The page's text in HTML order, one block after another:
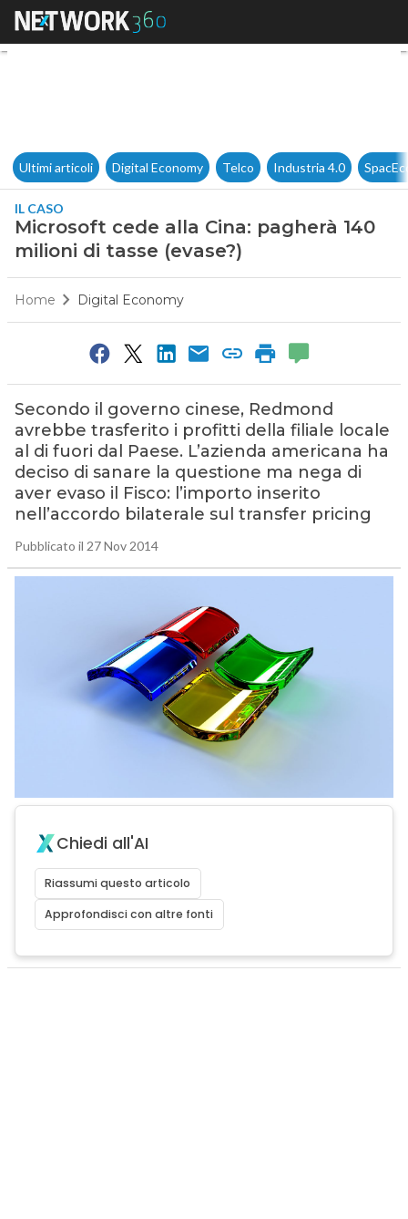
Microsoft cede alla Cina:
Ultimi articoli Digital Economy Telco Industria 4.0
IL CASO
Microsoft cede alla Cina: pagherà 140
milioni di tasse (evase?)
Home Digital Economy
Secondo il governo cinese, Redmond
avrebbe trasferito i profitti della filiale locale
al di fuori dal Paese. L’azienda americana ha
deciso di sanare la questione ma nega di
aver evaso il Fisco: l’importo inserito
nell’accordo bilaterale sul transfer pricing
Pubblicato il 27 Nov 2014
Chiedi all'AI
Riassumi questo articolo
Approfondisci con altre fonti